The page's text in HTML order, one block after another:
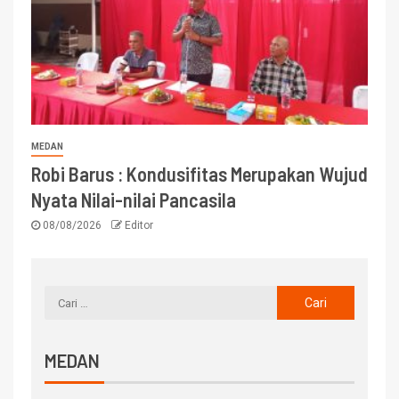
MEDAN
Robi Barus : Kondusifitas Merupakan Wujud
Nyata Nilai-nilai Pancasila
08/08/2026 Editor
MEDAN